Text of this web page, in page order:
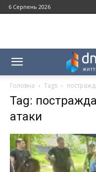
6 Серпень 2026
Головна Tags
Tag:
атаки